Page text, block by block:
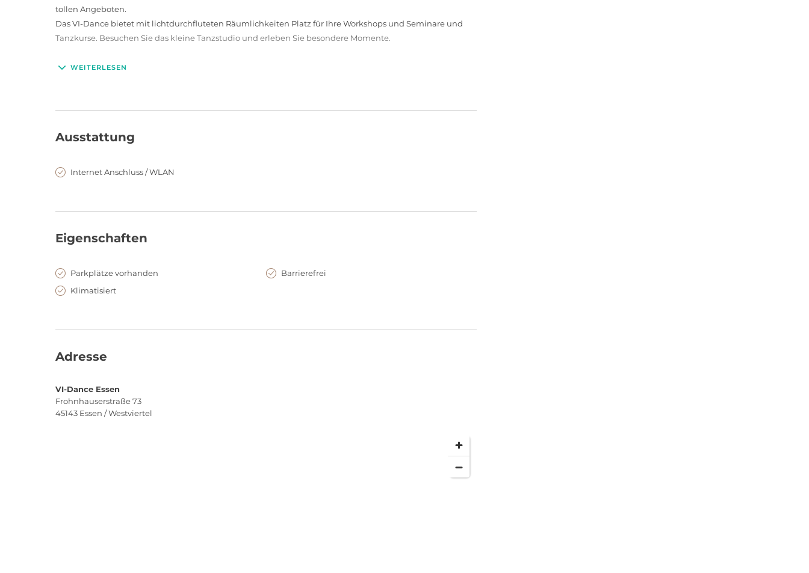
tollen Angeboten.
Das VI-Dance bietet mit lichtdurchfluteten Räumlichkeiten Platz für Ihre Workshops und Seminare und
Tanzkurse. Besuchen Sie das kleine Tanzstudio und erleben Sie besondere Momente.
WEITERLESEN
Ausstattung
Internet Anschluss / WLAN
Eigenschaften
Parkplätze vorhanden
Barrierefrei
Klimatisiert
Adresse
VI-Dance Essen
Frohnhauserstraße 73
45143 Essen / Westviertel